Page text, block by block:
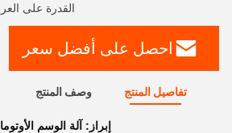
القدرة على العرض: 2600
احصل على أفضل سعر
تفاصيل المنتج وصف المنتج
إبراز: آلة الوسم